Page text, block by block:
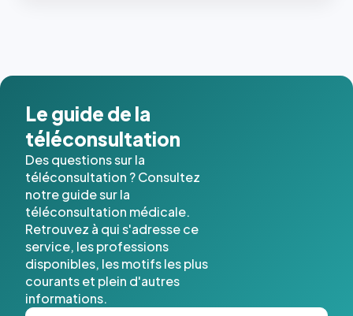
cas. #}
Le guide de la
téléconsultation
Des questions sur la
téléconsultation ? Consultez
notre guide sur la
téléconsultation médicale.
Retrouvez à qui s'adresse ce
service, les professions
disponibles, les motifs les plus
courants et plein d'autres
informations.